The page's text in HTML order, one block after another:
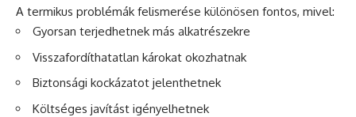
A termikus problémák felismerése különösen fontos, mivel:
Gyorsan terjedhetnek más alkatrészekre
Visszafordíthatatlan károkat okozhatnak
Biztonsági kockázatot jelenthetnek
Költséges javítást igényelhetnek